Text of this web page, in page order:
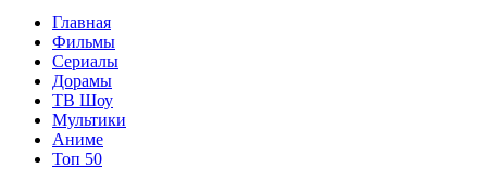
Главная
Фильмы
Сериалы
Дорамы
ТВ Шоу
Мультики
Аниме
Топ 50